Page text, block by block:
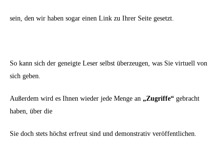
sein, den wir haben sogar einen Link zu Ihrer Seite gesetzt.
So kann sich der geneigte Leser selbst überzeugen, was Sie virtuell von
sich geben.
Außerdem wird es Ihnen wieder jede Menge an „Zugriffe“ gebracht
haben, über die
Sie doch stets höchst erfreut sind und demonstrativ veröffentlichen.